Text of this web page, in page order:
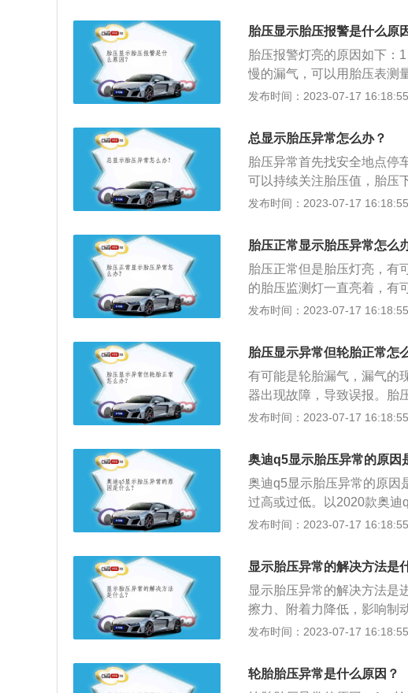
了。
时只要进行胎压复位即可。
的，直接安装在轮胎内部，
传感器，也会导致胎压故障
件。
胎压显示胎压报警是什么原
胎压报警灯亮的原因如下：
慢的漏气，可以用胎压表测
胎：2.4-2.5bar；增强型轮
测灯亮。这种情况通常发生
引起的胎压升高，这时应及
起的胎压监测灯亮。当气压
发布时间：2023-07-17 16:18:55
总显示胎压异常怎么办？
胎压异常首先找安全地点停
可以持续关注胎压值，胎压
修点进行维修。如果胎压下
5bar。2.后轮在空载时的胎
发布时间：2023-07-17 16:18:55
胎压正常显示胎压异常怎么
胎压正常但是胎压灯亮，有
的胎压监测灯一直亮着，有
胎压设置，导致胎压灯还亮
ar就会报警。此时需要进行
后，没有及时地进行胎压复
压监测指示灯亮就会亮。此
感器是用来监测轮胎胎压的
行驶中轮胎被磕顶坏胎压传
发布时间：2023-07-17 16:18:55
胎压显示异常但轮胎正常怎
有可能是轮胎漏气，漏气的
器出现故障，导致误报。胎
可直接进行充气至正常胎压
段时间后提示胎压不足，但
议检查轮毂并更换。胎压监
量轮胎的气压，使用无线发
上。
发布时间：2023-07-17 16:18:55
奥迪q5显示胎压异常的原因
奥迪q5显示胎压异常的原因
过高或过低。以2020款奥
m、宽1893mm、高
载了2.0l涡轮增压发动机，
0nm，与其匹配的是7挡双离
发布时间：2023-07-17 16:18:55
显示胎压异常的解决方法是
显示胎压异常的解决方法是
擦力、附着力降低，影响制
容易造成爆胎；3、加速轮
形，胎体弹性下降，使汽车
路面的钉子、玻璃尖锐物体
发布时间：2023-07-17 16:18:55
轮胎胎压异常是什么原因？